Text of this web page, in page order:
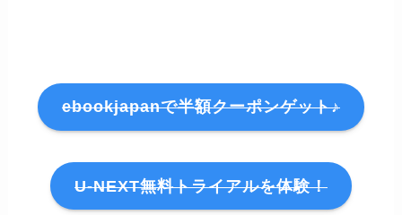
ebookjapanで半額クーポンゲット♪
U-NEXT無料トライアルを体験！